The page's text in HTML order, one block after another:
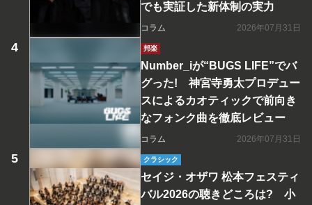
でも実証した新体制の実力
コラム 2026年07月31日
邦楽
Number_iが“BUGS LIFE”でバ
グった! 神宮寺勇太プロデュー
スによるカオティックで前向き
なフォンク曲を徹底レビュー
コラム 2026年07月31日
クラシック
セイジ・オザワ 松本フェスティ
バル2026の聴きどころは? 小